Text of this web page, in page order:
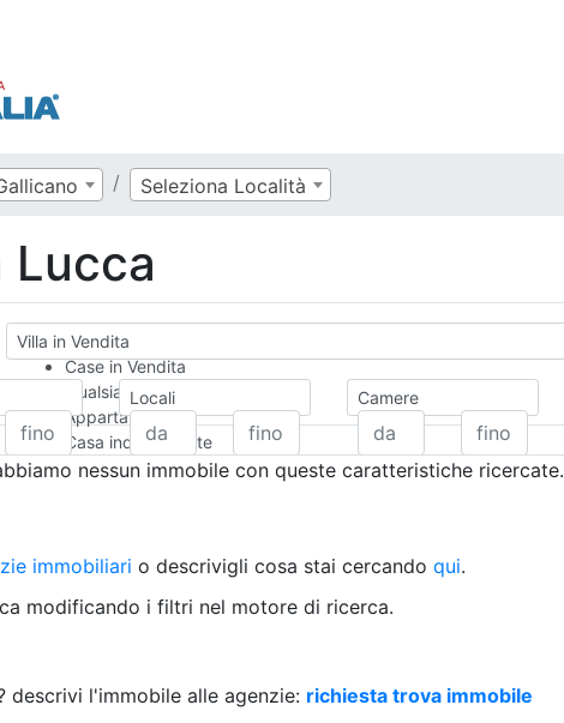
Seleziona Località
Lucca
Villa in Vendita
Case in Vendita
Qualsiasi
Appartamento
Casa indipendente
Casa Semi-indipendente
Rustico/Casale
Camera d'Albergo
Box/Garage
Locali Camere
nessun immobile con queste caratteristiche ricercate.
immobiliari o descrivigli cosa stai cercando qui.
modificando i filtri nel motore di ricerca.
descrivi l'immobile alle agenzie: richiesta trova immobile